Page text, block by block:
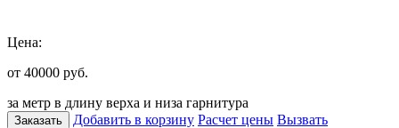
Цена:
от 40000 руб.
за метр в длину верха и низа гарнитура
Заказать Добавить в корзину Расчет цены Вызвать